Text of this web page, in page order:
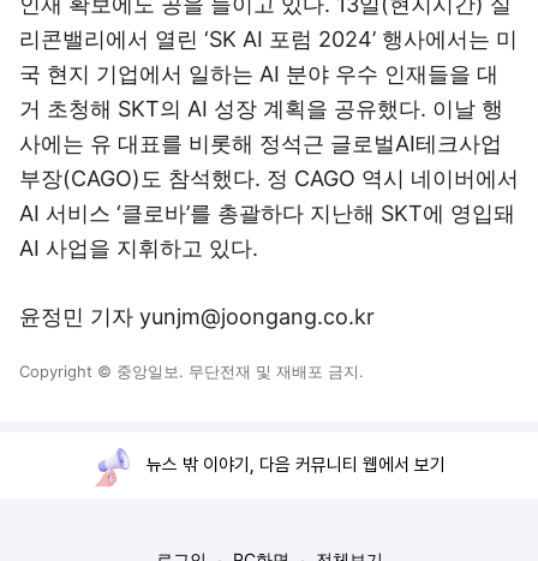
리콘밸리에서 열린 ‘SK AI 포럼 2024’ 행사에서는 미
국 현지 기업에서 일하는 AI 분야 우수 인재들을 대
거 초청해 SKT의 AI 성장 계획을 공유했다. 이날 행
사에는 유 대표를 비롯해 정석근 글로벌AI테크사업
부장(CAGO)도 참석했다. 정 CAGO 역시 네이버에서
AI 서비스 ‘클로바’를 총괄하다 지난해 SKT에 영입돼
AI 사업을 지휘하고 있다.
윤정민 기자 yunjm@joongang.co.kr
Copyright © 중앙일보. 무단전재 및 재배포 금지.
뉴스 밖 이야기, 다음 커뮤니티 웹에서 보기